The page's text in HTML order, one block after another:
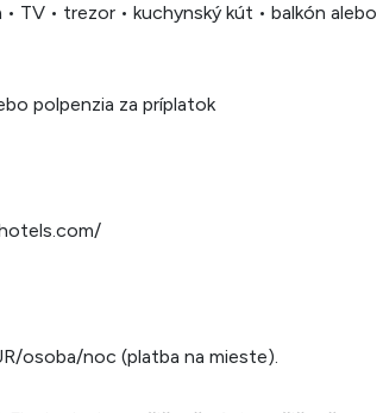
TV • trezor • kuchynský kút • balkón alebo
polpenzia za príplatok
osoba/noc (platba na mieste).